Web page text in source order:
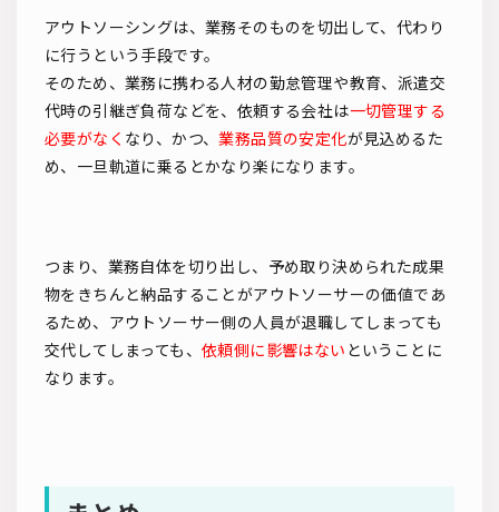
アウトソーシングは、業務そのものを切出して、代わり
に行うという手段です。
そのため、業務に携わる人材の勤怠管理や教育、派遣交
代時の引継ぎ負荷などを、依頼する会社は一切管理する
必要がなく なり、かつ、業務品質の安定化が見込めるた
め、一旦軌道に乗るとかなり楽になります。
つまり、業務自体を切り出し、予め取り決められた成果
物をきちんと納品することがアウトソーサーの価値であ
るため、アウトソーサー側の人員が退職してしまっても
交代してしまっても、 依頼側に影響はない ということに
なります。